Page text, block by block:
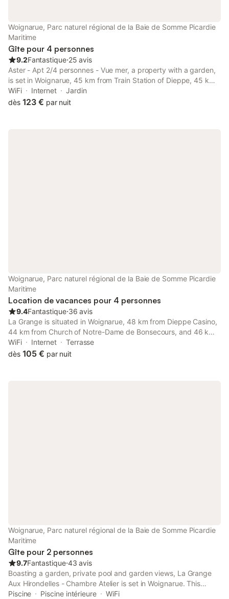
basse, la pêche à la crevette, et les amateurs de grands
espaces. Pour les sportifs, il est possible de pratiquer le char à
voile ou alors
Woignarue, Parc naturel régional de la Baie de Somme Picardie
Maritime
Gîte pour 4 personnes
9.2Fantastique⋅25 avis
Aster - Apt 2/4 personnes - Vue mer, a property with a garden,
is set in Woignarue, 45 km from Train Station of Dieppe, 45 km
from Dieppe Casino, as well as 41 km from Church of Notre-
Dame de Bonsecours.
WiFi Internet
Jardin
dès 123 € par nuit
Woignarue, Parc naturel régional de la Baie de Somme Picardie
Maritime
Location de vacances pour 4 personnes
9.4Fantastique⋅36 avis
La Grange is situated in Woignarue, 48 km from Dieppe Casino,
44 km from Church of Notre-Dame de Bonsecours, and 46 km
from Dieppe Port. This property offers access to a terrace, free
private parking and free WiFi.
WiFi Internet
Terrasse
dès 105 € par nuit
Woignarue, Parc naturel régional de la Baie de Somme Picardie
Maritime
Gîte pour 2 personnes
9.7Fantastique⋅43 avis
Boasting a garden, private pool and garden views, La Grange
Aux Hirondelles - Chambre Atelier is set in Woignarue. This
property offers access to a terrace, a pool table, free private
Piscine Piscine intérieure
WiFi